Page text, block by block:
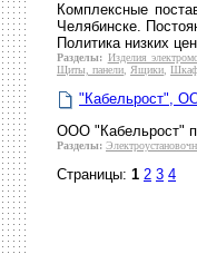
Комплексные
Челябинске.
Политика низких
Разделы: Изделия
Щиты, панели
Ящики
"Кабельрост",
ООО "Кабельрост"
Разделы:
Страницы: 1 2 3 4